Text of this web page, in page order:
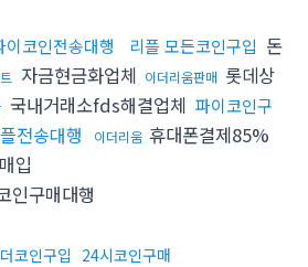
이코인전송대행 리플 모든코인구입 돈
자금현금화업체 이더리움판매 롯데상
국내거래소fds해결업체 파이코인구
전송대행 이더리움 휴대폰결제85%
입
인구매대행
코인구입 24시코인구매